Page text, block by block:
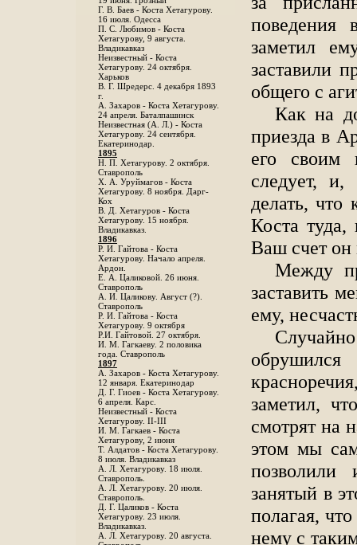
Г. В. Баев - Коста Хетагурову.
16 июля. Одесса
П. С. Любимов - Коста
Хетагурову, 9 августа.
Владикавказ
Неизвестный - Коста
Хетагурову. 24 октября.
Харьков
B. Г. Шредерс. 4 декабря 1893
г.
А. Захаров - Коста Хетагурову.
24 апреля. Баталпашинск
Неизвестная (А. Л.) - Коста
Хетагурову. 24 сентября.
Екатеринодар.
1895
Н. П. Хетагурову. 2 октября.
Ставрополь
X. А. Уруймагов - Коста
Хетагурову. 8 ноября. Дарг-
Кох
В. Д. Хетагуров - Коста
Хетагурову. 15 ноября.
Владикавказ.
1896
Р. И. Гайтова - Коста
Хетагурову. Начало апреля.
Ардон.
Е. А. Цаликовой. 26 июня.
Ставрополь
А. И. Цаликову. Август (?).
Ставрополь
Р. И. Гайтова - Коста
Хетагурову. 9 октября
Р.И. Гайтовой. 27 октября.
И. М. Гагкаеву. 2 половика
года. Ставрополь
1897
А. Захаров - Коста Хетагурову.
12 января. Екатеринодар
Д. Г. Гиоев - Коста Хетагурову.
6 апреля. Карс.
Неизвестный - Коста
Хетагурову. II-III
И. М. Гагкаев - Коста
Хетагурову, 2 июня
Т. Алдатов - Коста Хетагурову.
8 июля. Владикавказ
А. Л. Хетагурову. 18 июля.
Ставрополь.
А. Л. Хетагурову. 20 июля.
Ставрополь.
Д. Г. Цаликов - Коста
Хетагурову. 23 июля.
Владикавказ.
А. Л. Хетагурову. 20 августа.
поведения
заметил
заставили
общего с
Как на
приезда в
его своим
следует,
делать, что
Коста
Ваш счет он
Между
заставить
ему,
заметил,
смотрят на
этом мы
занятый в
полагая,
нему с